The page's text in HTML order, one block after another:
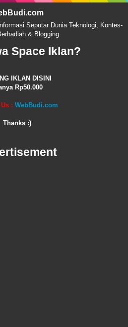
Seputar Dunia Teknologi, Kontes-
& Blogging
Space Iklan?
IKLAN DISINI
Rp50.000
: WebBudi.com
Thanks :)